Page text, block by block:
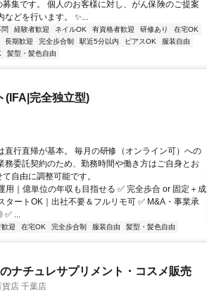
募集です。 個人のお客様に対し、がん保険のご提案
などを行います。 ✨...
経験者歓迎 ネイルOK 有資格者歓迎 研修あり
在宅OK
長期歓迎 完全歩合制 駅近5分以内 ピアスOK
服装自由
髪型・髪色自由
(IFA|完全独立型)
直行直帰が基本。 毎月の研修（オンライン可）への
務委託契約のため、勤務時間や働き方はご自身とお
自由に調整可能です。
用｜億単位の年収も目指せる ✅ 完全歩合 or 固定＋成
タートOK｜出社不要＆フルリモ可 ✅ M&A・事業承
✅ ...
迎 在宅OK 完全歩合制 服装自由 髪型・髪色自由
ナチュレサプリメント・コスメ販売
店 千葉店